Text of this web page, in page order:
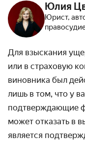
Юлия
Юрист,
Для взыскания
или в страховую
виновника был
лишь в том, что у
подтверждающие
может отказать в
является